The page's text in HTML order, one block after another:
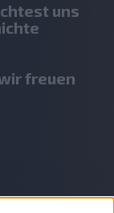
uns
freuen